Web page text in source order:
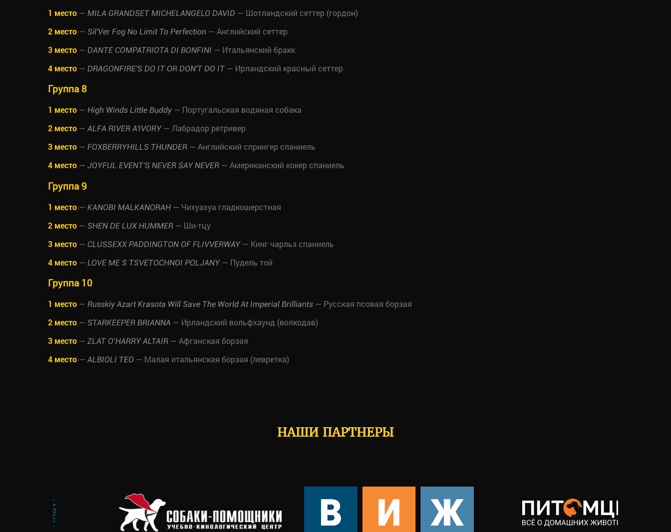
1 место — MILA GRANDSET MICHELANGELO DAVID — Шотландский сеттер (гордон)
2 место — Sil'Ver Fog No Limit To Perfection — Английский сеттер
3 место — DANTE COMPATRIOTA DI BONFINI — Итальянский бракк
4 место — DRAGONFIRE'S DO IT OR DON'T DO IT— Ирландский красный сеттер
Группа 8
1 место — High Winds Little Buddy — Португальская водяная собака
2 место — ALFA RIVER A'IVORY— Лабрадор ретривер
3 место — FOXBERRYHILLS THUNDER — Английский спрингер спаниель
4 место — JOYFUL EVENT'S NEVER SAY NEVER — Американский кокер спаниель
Группа 9
1 место — KANOBI MALKANORAH — Чихуахуа гладкошерстная
2 место — SHEN DE LUX HUMMER — Ши-тцу
3 место — CLUSSEXX PADDINGTON OF FLIVVERWAY— Кинг чарльз спаниель
4 место — LOVE ME S TSVETOCHNOI POLJANY— Пудель той
Группа 10
1 место — Russkiy Azart Krasota Will Save The World At Imperial Brilliants — Русская псовая борзая
2 место — STARKEEPER BRIANNA — Ирландский вольфхаунд (волкодав)
3 место — ZLAT O’HARRY ALTAIR — Афганская борзая
4 место — ALBIOLI TEO — Малая итальянская борзая (левретка)
НАШИ ПАРТНЕРЫ